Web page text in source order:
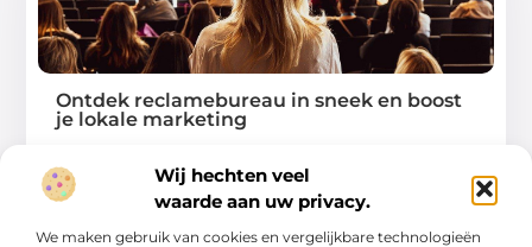
Wij hechten veel
waarde aan uw privacy.
We maken gebruik van cookies en vergelijkbare technologieën
Ontdek reclamebureau in sneek en boost
je lokale marketing
lokale bedrijven in Sneek cruciaal om